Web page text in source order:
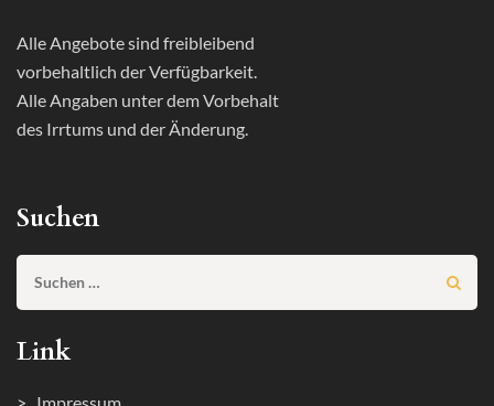
Alle Angebote sind freibleibend
vorbehaltlich der Verfügbarkeit.
Alle Angaben unter dem Vorbehalt
des Irrtums und der Änderung.
Suchen
Suchen
nach:
Link